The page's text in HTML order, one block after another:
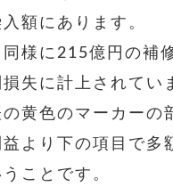
額にあります。
様に215億円の補
失に計上されてい
黄色のマーカーの
より下の項目で多
ことです。